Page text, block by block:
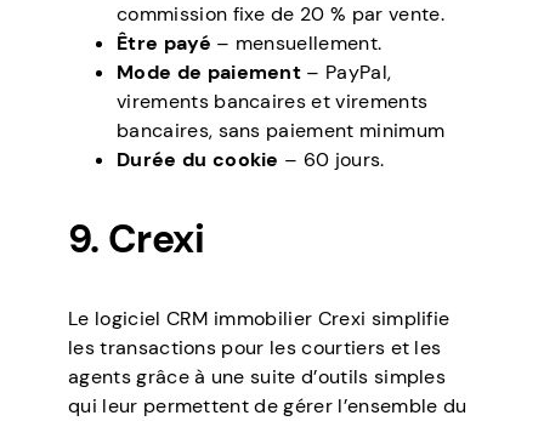
commission fixe de 20 % par vente.
Être payé – mensuellement.
Mode de paiement – PayPal,
virements bancaires et virements
bancaires, sans paiement minimum
Durée du cookie – 60 jours.
9. Crexi
Le logiciel CRM immobilier Crexi simplifie
les transactions pour les courtiers et les
agents grâce à une suite d’outils simples
qui leur permettent de gérer l’ensemble du